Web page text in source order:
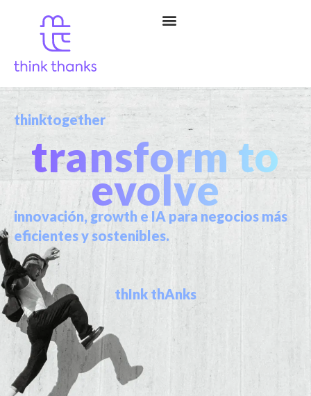
thinktogether
transform to
evolve
innovación, growth e IA para negocios más
eficientes y sostenibles.
thInk thAnks